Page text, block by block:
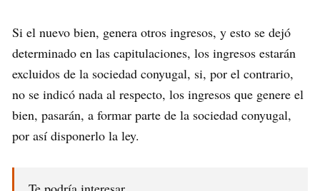
Si el nuevo bien, genera otros ingresos, y esto se dejó
determinado en las capitulaciones, los ingresos estarán
excluidos de la sociedad conyugal, si, por el contrario,
no se indicó nada al respecto, los ingresos que genere el
bien, pasarán, a formar parte de la sociedad conyugal,
por así disponerlo la ley.